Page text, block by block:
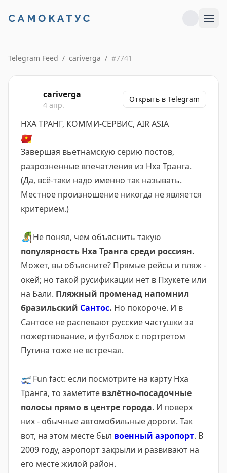
Telegram Feed / cariverga / #7741
cariverga
4 апр.
Открыть в Telegram
НХА ТРАНГ, КОММИ-СЕРВИС, AIR ASIA
🇻🇳
Завершая вьетнамскую серию постов,
разрозненные впечатления из Нха Транга.
(Да, всё-таки надо именно так называть.
Местное произношение никогда не является
критерием.)
🏝 Не понял, чем объяснить такую
популярность Нха Транга среди россиян.
Может, вы объясните? Прямые рейсы и пляж -
окей; но такой русификации нет в Пхукете или
на Бали. Пляжный променад напомнил
бразильский Сантос. Но покороче. И в
Сантосе не распевают русские частушки за
пожертвование, и футболок с портретом
Путина тоже не встречал.
🛫Fun fact: если посмотрите на карту Нха
Транга, то заметите взлётно-посадочные
полосы прямо в центре города. И поверх
них - обычные автомобильные дороги. Так
вот, на этом месте был военный аэропорт. В
2009 году, аэропорт закрыли и развивают на
его месте жилой район.